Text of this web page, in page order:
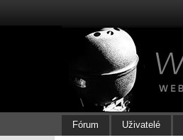
Fórum Uživatelé